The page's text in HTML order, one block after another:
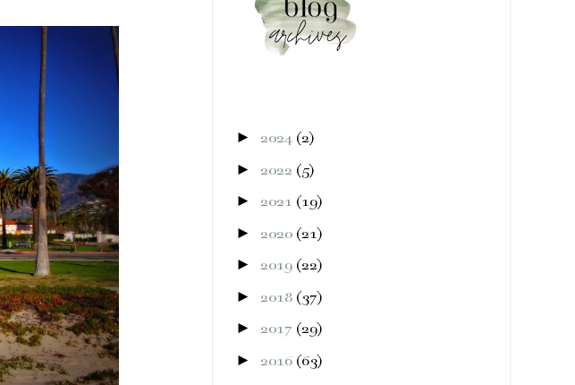
► 2024 (2)
► 2022 (5)
► 2021 (19)
► 2020 (21)
► 2019 (22)
► 2018 (37)
► 2017 (29)
► 2016 (63)